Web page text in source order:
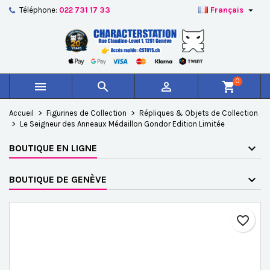
Téléphone: 022 731 17 33 Français 
   shopping_cart0
Accueil Figurines de Collection
Répliques & Objets de Collection
Le Seigneur des Anneaux Médaillon Gondor Edition Limitée
BOUTIQUE EN LIGNE
BOUTIQUE DE GENÈVE
favorite_border
Créer une nouvelle liste
Nom de la liste d'envies
Annuler Créer une liste d'envies
Vous devez être connecté pour ajouter des produits à
votre liste d'envies.